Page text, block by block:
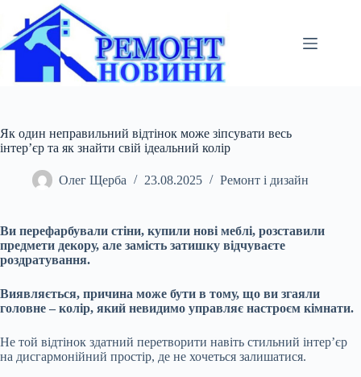
вмісту
Як один неправильний відтінок може зіпсувати весь
інтер’єр та як знайти свій ідеальний колір
Олег Щерба 23.08.2025 Ремонт і дизайн
Ви перефарбували стіни, купили нові меблі, розставили
предмети декору, але замість затишку відчуваєте
роздратування.
Виявляється, причина може бути в тому, що ви згаяли
головне – колір, який невидимо управляє настроєм кімнати.
Не той відтінок здатний перетворити навіть стильний інтер’єр
на дисгармонійний простір, де не хочеться залишатися.